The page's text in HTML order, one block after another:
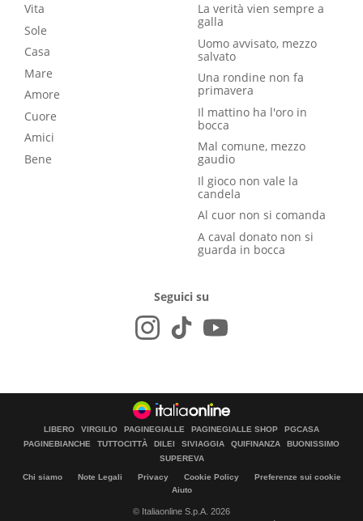
Vita
Sole
Casa
Mare
Amore
Cuore
Amici
Bene
La verità vien sempre a
galla
Uomo avvisato, mezzo
salvato
Una rondine non fa
primavera
Il mattino ha l'oro in
bocca
Mal comune, mezzo
gaudio
Il gioco non vale la
candela
Al cuor non si comanda
A caval donato non si
guarda in bocca
Seguici su
LIBERO VIRGILIO PAGINEGIALLE PAGINEGIALLE SHOP
PGCASA
PAGINEBIANCHE
TUTTOCITTÀ DILEI SIVIAGGIA QUIFINANZA
BUONISSIMO
SUPEREVA
Chi siamo Note Legali Privacy Cookie Policy
Preferenze sui cookie
Aiuto
© Italiaonline S.p.A. 2026